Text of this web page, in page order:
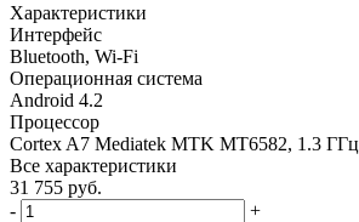
Характеристики
Интерфейс
Bluetooth, Wi-Fi
Операционная система
Android 4.2
Процессор
Cortex A7 Mediatek MTK MT6582, 1.3 ГГц
Все характеристики
31 755 руб.
-
+